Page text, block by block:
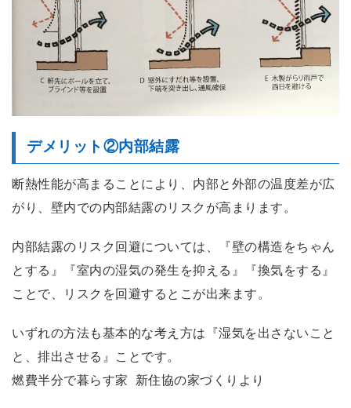
デメリット②内部結露
断熱性能が高まることにより、内部と外部の温度差が広
がり、壁内での内部結露のリスクが高まります。
内部結露のリスク回避については、『壁の構造をちゃん
とする』『室内の湿気の発生を抑える』『換気をする』
ことで、リスクを回避するとこが出来ます。
いずれの方法も基本的な考え方は『湿気を出さないこと
と、排出させる』ことです。
燃費半分で暮らす家 新住協の家づくりより